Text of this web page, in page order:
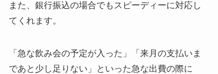
また、銀行振込の場合でもスピーディーに対応し
てくれます。
「急な飲み会の予定が入った」「来月の支払いま
であと少し足りない」といった急な出費の際に